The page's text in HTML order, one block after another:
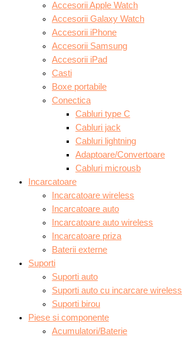
Accesorii Apple Watch
Accesorii Galaxy Watch
Accesorii iPhone
Accesorii Samsung
Accesorii iPad
Casti
Boxe portabile
Conectica
Cabluri type C
Cabluri jack
Cabluri lightning
Adaptoare/Convertoare
Cabluri microusb
Incarcatoare
Incarcatoare wireless
Incarcatoare auto
Incarcatoare auto wireless
Incarcatoare priza
Baterii externe
Suporti
Suporti auto
Suporti auto cu incarcare wireless
Suporti birou
Piese si componente
Acumulatori/Baterie